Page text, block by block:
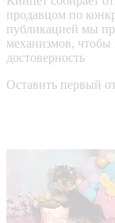
продавцом по
публикацией мы
механизмов, чтобы
достоверность
Оставить первый